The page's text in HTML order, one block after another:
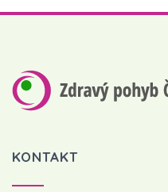
KONTAKT